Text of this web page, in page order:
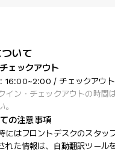
いて
ェックアウト
: 16:00~2:00 / チェックアウ
イン・チェックアウトの時間
。
の注意事項
にはフロントデスクのスタッ
れた情報は、自動翻訳ツール